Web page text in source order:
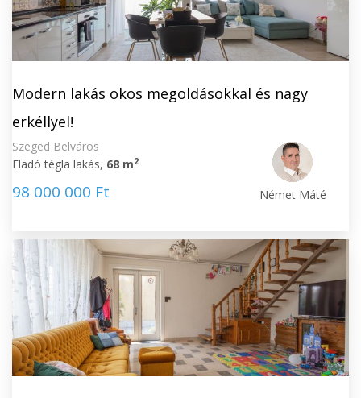
Modern lakás okos megoldásokkal és nagy
erkéllyel!
Szeged Belváros
Eladó tégla lakás, 68 m2
98 000 000 Ft Német Máté